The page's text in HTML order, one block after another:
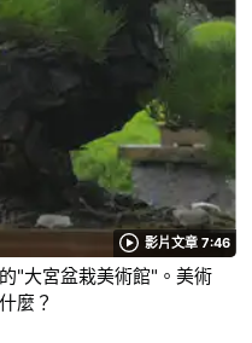
影片文章 7:46
"大宮盆栽美術館"。美術
麼？